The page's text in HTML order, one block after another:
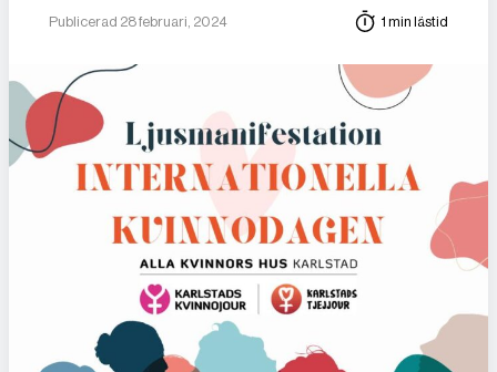
Publicerad 28 februari, 2024 1 min lästid